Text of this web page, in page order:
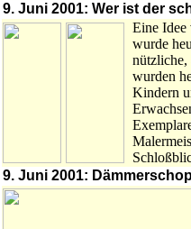
9. Juni 2001: Wer ist der
Eine Idee
wurde
nützliche,
wurden
Kindern
9. Juni 2001: